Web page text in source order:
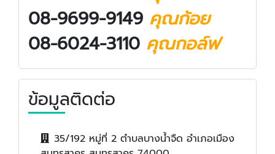
08-9699-9149 คุณก้อย
08-6024-3110​ คุณกอล์ฟ
ข้อมูลติดต่อ
35/192 หมู่ที่ 2 ตำบลบางน้ำจืด อำเภอเมือง